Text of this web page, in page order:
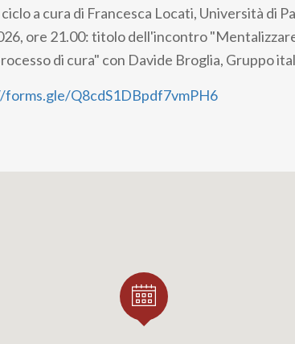
a cura di Francesca Locati, Università di
ore 21.00: titolo dell'incontro
di cura" con Davide Broglia, Gruppo
Q8cdS1DBpdf7vmPH6